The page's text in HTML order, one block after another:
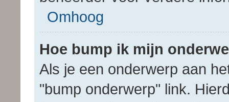
Omhoog
Hoe bump ik mijn
Als je een onderwerp aan
"bump onderwerp" link.